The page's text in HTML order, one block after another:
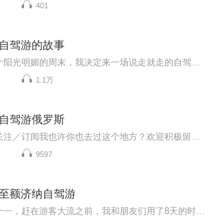
401
驾游的故事
1.1万
驾游俄罗斯
9597
额济纳自驾游